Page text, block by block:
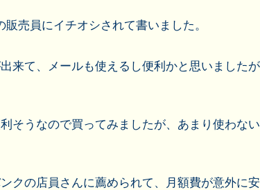
売員にイチオシされて書いました。
来て、メールも使えるし便利かと思いました
そうなので買ってみましたが、あまり使わな
クの店員さんに薦められて、月額費が意外に